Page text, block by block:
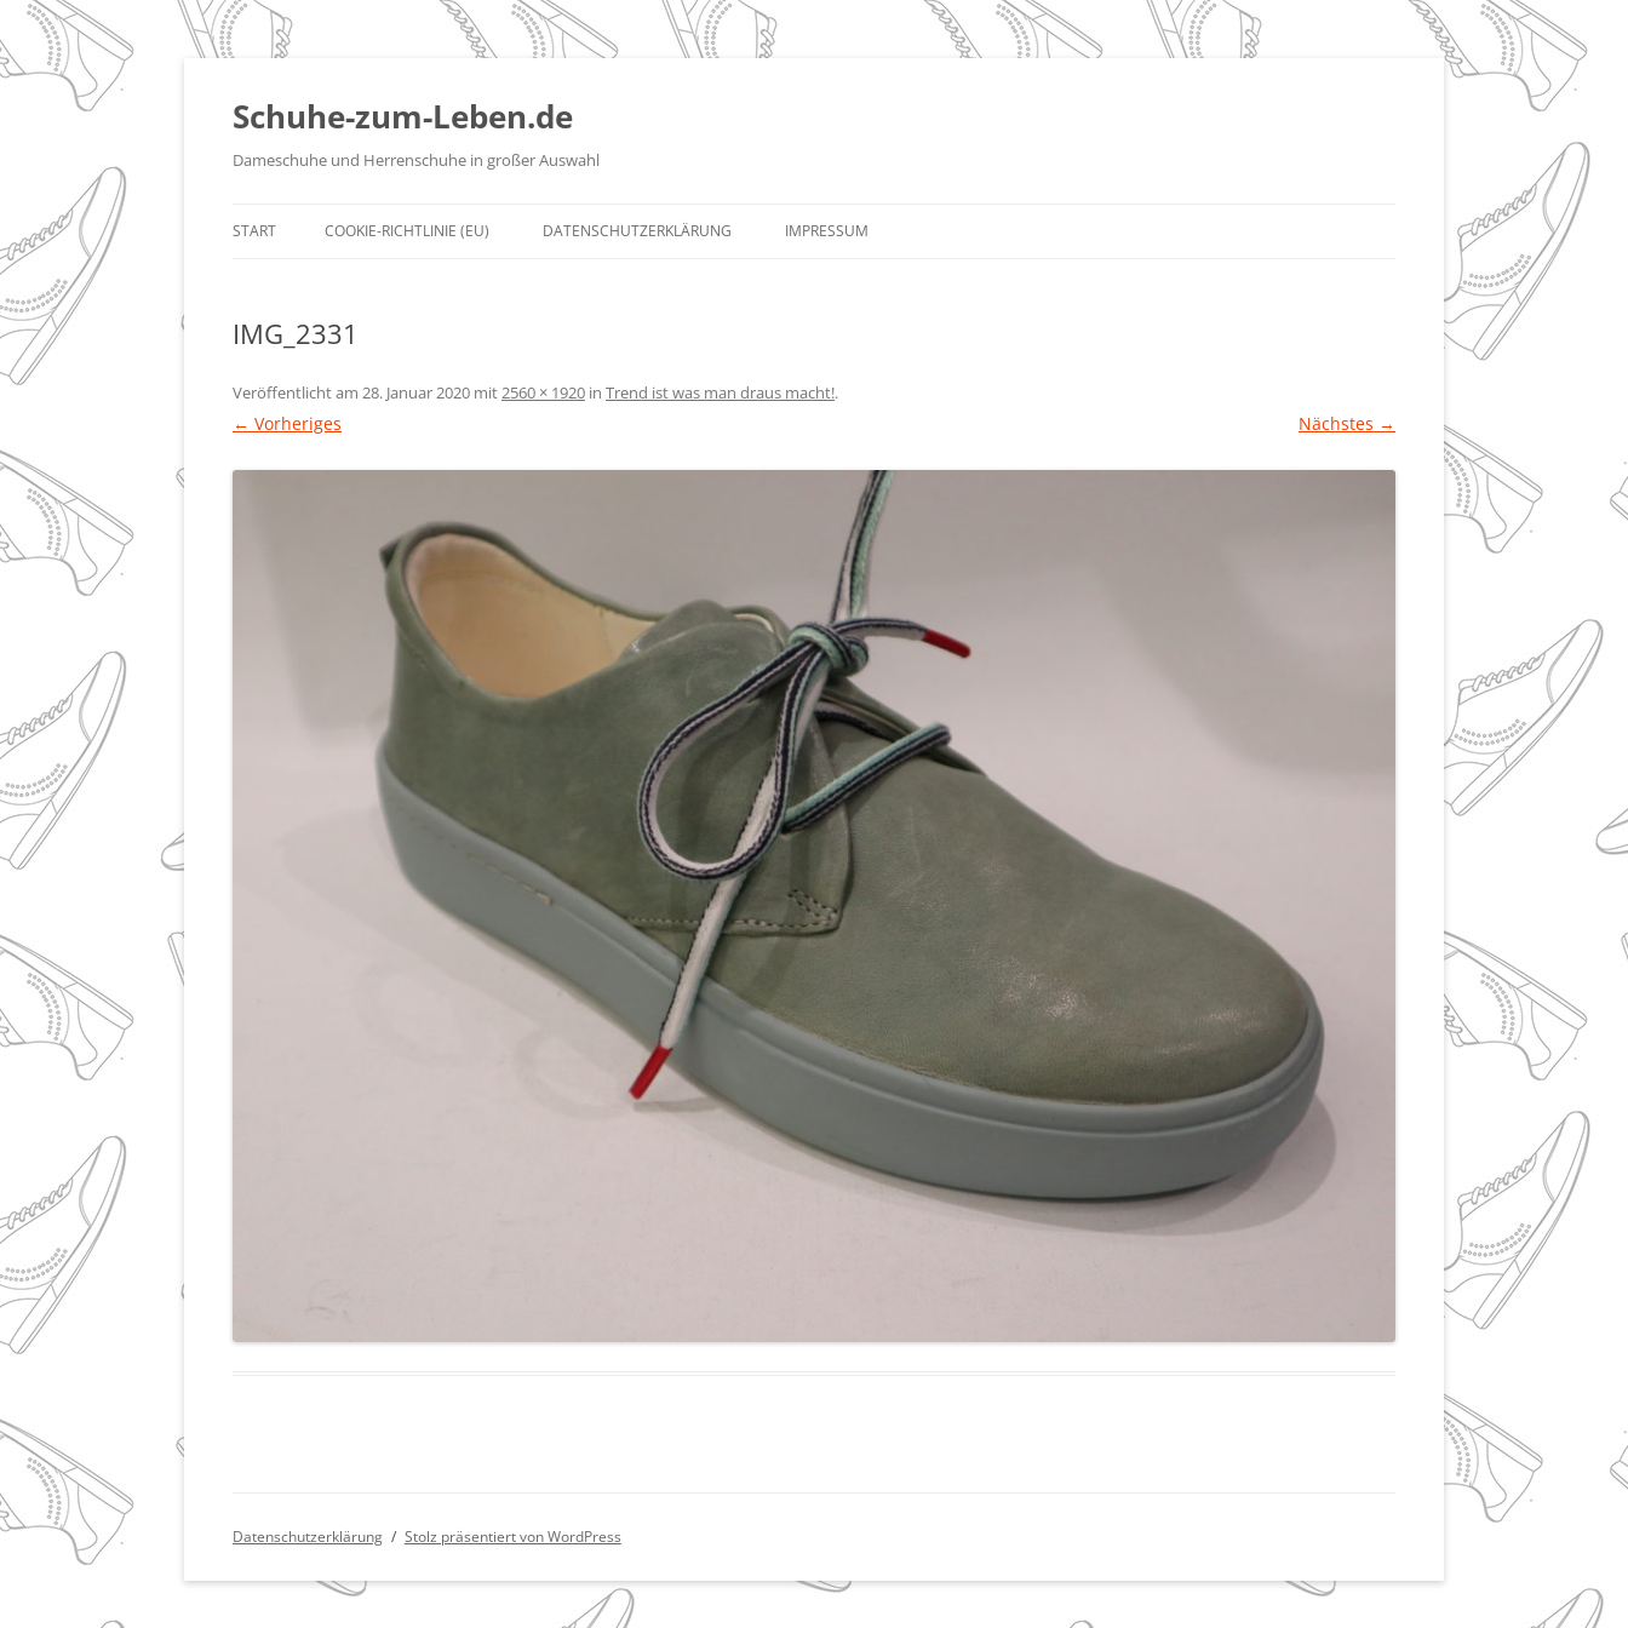
Zum
springen
Schuhe-zum-Leben.de
Dameschuhe und Herrenschuhe in großer Auswahl
START COOKIE-RICHTLINIE (EU) DATENSCHUTZERKLÄRUNG IMPRESSUM
IMG_2331
Veröffentlicht am 28. Januar 2020 mit2560 × 1920 in Trend ist was man draus macht!.
← Vorheriges Nächstes →
Datenschutzerklärung Stolz präsentiert von WordPress